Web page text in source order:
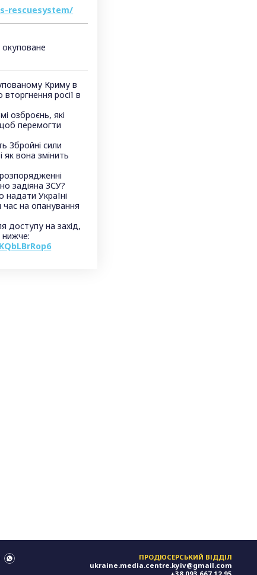
rescuesystem/
окуповане
Криму в
росії в
озброєнь, які
перемогти
Збройні сили
як вона змінить
задіяна ЗСУ?
надати Україні
на опанування
доступу на захід,
нижче:
ПРОДЮСЕРСЬКИЙ ВІДДІЛ
ukraine.media.centre.kyiv@gmail.com